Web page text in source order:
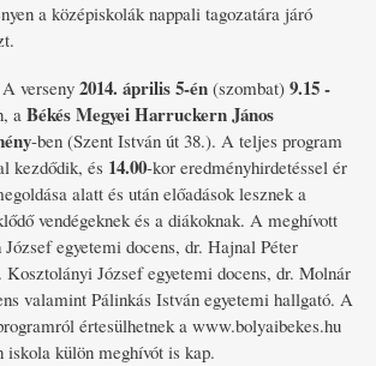
a középiskolák nappali tagozatára járó
verseny 2014. április 5-én (szombat) 9.15 -
a Békés Megyei Harruckern János
-ben (Szent István út 38.). A teljes program
kezdődik, és 14.00-kor eredményhirdetéssel ér
alatt és után előadások lesznek a
vendégeknek és a diákoknak. A meghívott
egyetemi docens, dr. Hajnal Péter
Kosztolányi József egyetemi docens, dr. Molnár
valamint Pálinkás István egyetemi hallgató. A
értesülhetnek a www.bolyaibekes.hu
iskola külön meghívót is kap.